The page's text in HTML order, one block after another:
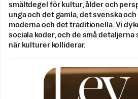
smältdegel för kultur, ålder och
unga och det gamla, det svenska
moderna och det traditionella. Vi
sociala koder, och de små detaljerna
när kulturer kolliderar.